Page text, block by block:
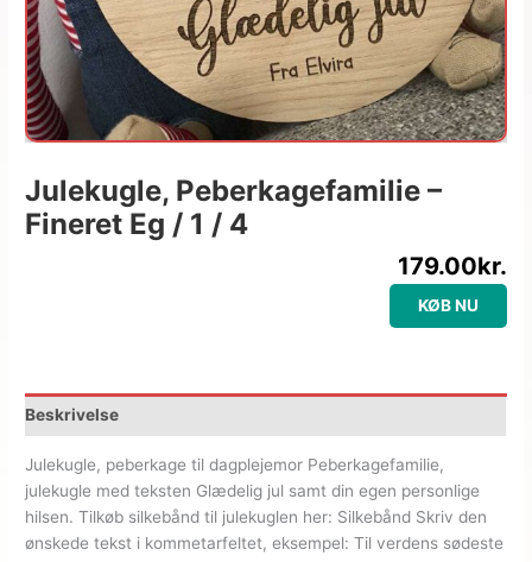
Julekugle, Peberkagefamilie –
Fineret Eg / 1 / 4
179.00kr.
KØB NU
Beskrivelse
Julekugle, peberkage til dagplejemor Peberkagefamilie,
julekugle med teksten Glædelig jul samt din egen personlige
hilsen. Tilkøb silkebånd til julekuglen her: Silkebånd Skriv den
ønskede tekst i kommetarfeltet, eksempel: Til verdens sødeste